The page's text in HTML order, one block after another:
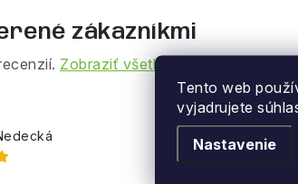
Tento web
vyjadrujete
Nastavenie
zákazníkmi
Zobraziť všetky recenzie
Lenka Ďurkova